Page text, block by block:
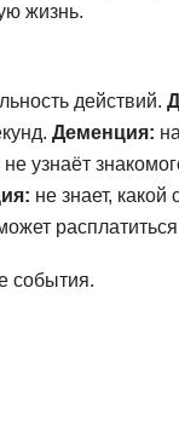
жизнь.
действий.
Деменция:
не узнаёт
не знает, какой
события.